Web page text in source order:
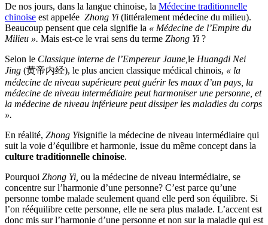
De nos jours, dans la langue chinoise, la Médecine traditionnelle
chinoise est appelée Zhong Yi (littéralement médecine du milieu).
Beaucoup pensent que cela signifie la « Médecine de l’Empire du
Milieu ». Mais est-ce le vrai sens du terme Zhong Yi ?
Selon le Classique interne de l’Empereur Jaune, le Huangdi Nei
Jing (黄帝内经), le plus ancien classique médical chinois, « la
médecine de niveau supérieure peut guérir les maux d’un pays, la
médecine de niveau intermédiaire peut harmoniser une personne, et
la médecine de niveau inférieure peut dissiper les maladies du corps
».
En réalité, Zhong Yisignifie la médecine de niveau intermédiaire qui
suit la voie d’équilibre et harmonie, issue du même concept dans la
culture traditionnelle chinoise.
Pourquoi Zhong Yi, ou la médecine de niveau intermédiaire, se
concentre sur l’harmonie d’une personne? C’est parce qu’une
personne tombe malade seulement quand elle perd son équilibre. Si
l’on rééquilibre cette personne, elle ne sera plus malade. L’accent est
donc mis sur l’harmonie d’une personne et non sur la maladie qui est